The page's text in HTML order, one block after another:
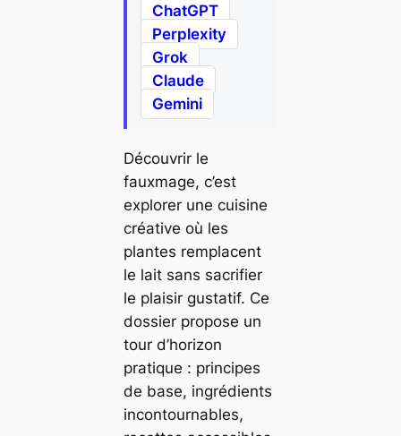
ChatGPT
Perplexity
Grok
Claude
Gemini
Découvrir le
fauxmage, c’est
explorer une cuisine
créative où les
plantes remplacent
le lait sans sacrifier
le plaisir gustatif. Ce
dossier propose un
tour d’horizon
pratique : principes
de base, ingrédients
incontournables,